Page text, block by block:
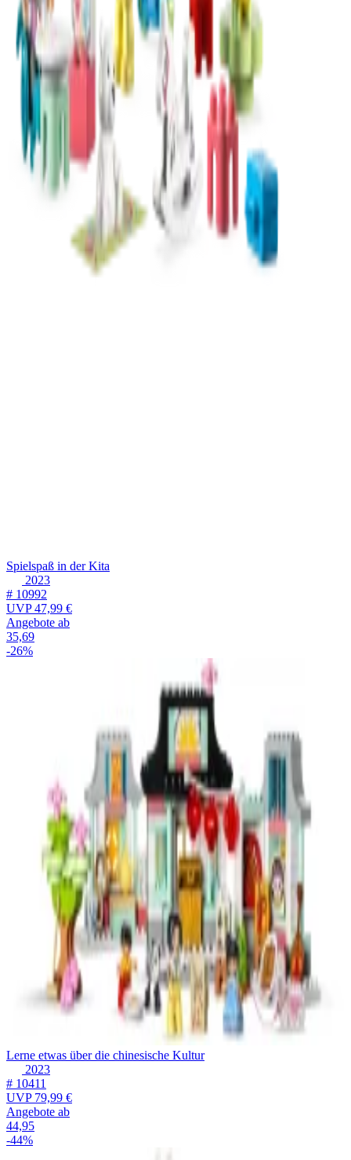
Spielspaß in der Kita
2023
# 10992
UVP47,99 €
Angebote ab
35,69
-26%
Lerne etwas über die chinesische Kultur
2023
# 10411
UVP79,99 €
Angebote ab
44,95
-44%